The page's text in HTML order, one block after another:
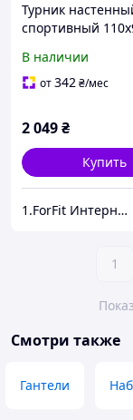
Турник
спортивный
дома и спортзала с
нагрузкой до 150
В наличии
от342₴/мес
2 049₴
Купить
1.ForFit Интернет-магазин спортивных товаров
1
Смотри также
Гантели